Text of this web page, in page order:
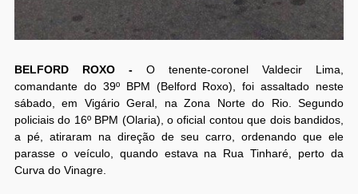
BELFORD ROXO - O tenente-coronel Valdecir Lima,
comandante do 39º BPM (Belford Roxo), foi assaltado neste
sábado, em Vigário Geral, na Zona Norte do Rio. Segundo
policiais do 16º BPM (Olaria), o oficial contou que dois bandidos,
a pé, atiraram na direção de seu carro, ordenando que ele
parasse o veículo, quando estava na Rua Tinharé, perto da
Curva do Vinagre.